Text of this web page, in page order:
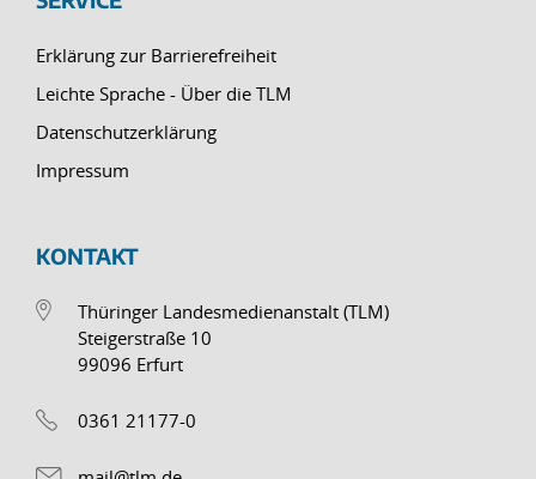
Erklärung zur Barrierefreiheit
Leichte Sprache - Über die TLM
Datenschutzerklärung
Impressum
KONTAKT
Thüringer Landesmedienanstalt (TLM)
Steigerstraße 10
99096 Erfurt
0361 21177-0